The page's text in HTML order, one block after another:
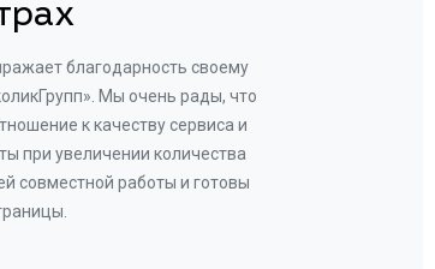
благодарность своему
Мы очень рады, что
к качеству сервиса и
при увеличении количества
совместной работы и готовы